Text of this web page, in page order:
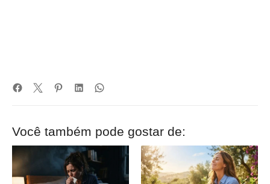
Você também pode gostar de: